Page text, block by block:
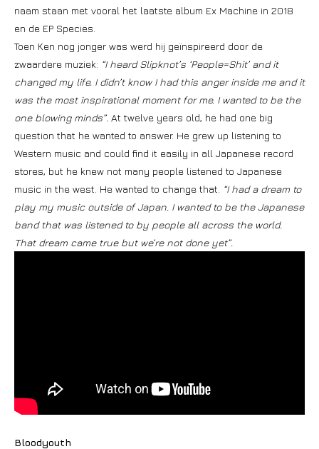
naam staan met vooral het laatste album Ex Machine in 2018
en de EP Species.
Toen Ken nog jonger was werd hij geïnspireerd door de
zwaardere muziek: “I heard Slipknot’s ‘People=Shit’ and it
changed my life. I didn’t know I had this anger inside me and it
was the most inspirational moment for me. I wanted to be the
one blowing minds”. At twelve years old, he had one big
question that he wanted to answer. He grew up listening to
Western music and could find it easily in all Japanese record
stores, but he knew not many people listened to Japanese
music in the west. He wanted to change that. “I had a dream to
play my music outside of Japan. I wanted to be the Japanese
band that was listened to by people all across the world.
That dream came true but we’re not done yet”.
Bloodyouth